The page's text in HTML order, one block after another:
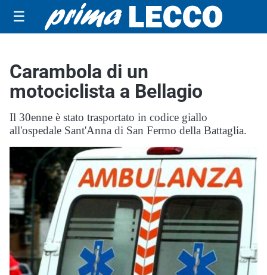
☰
Carambola di un
motociclista a Bellagio
Il 30enne è stato trasportato in codice giallo
all'ospedale Sant'Anna di San Fermo della Battaglia.